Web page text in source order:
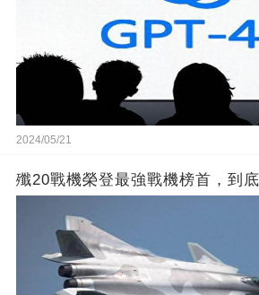
2024/05/21
殲20戰機榮登最強戰機榜首，到